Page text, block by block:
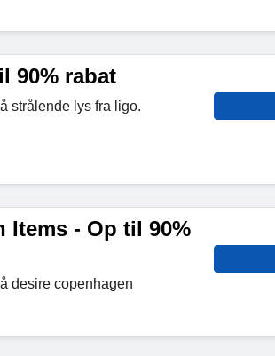
90% rabat
strålende lys fra ligo.
Items - Op til 90%
desire copenhagen